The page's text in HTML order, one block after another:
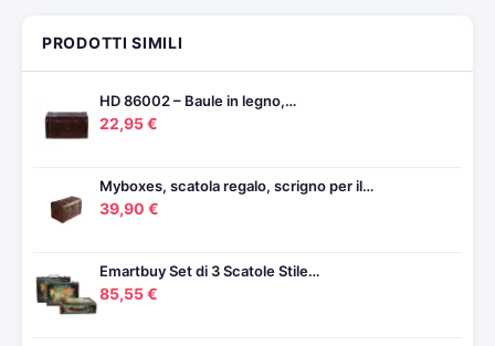
PRODOTTI SIMILI
HD 86002 – Baule in legno,…
22,95 €
Myboxes, scatola regalo, scrigno per il…
39,90 €
Emartbuy Set di 3 Scatole Stile…
85,55 €